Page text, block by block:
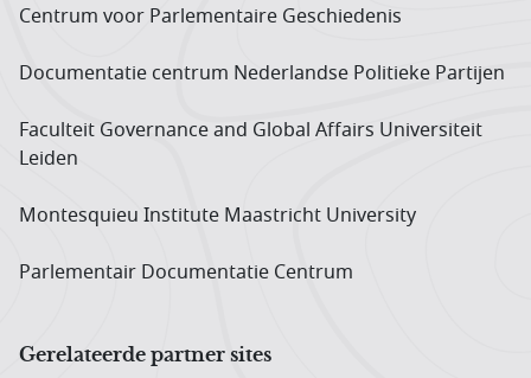
Centrum voor Parlementaire Geschiedenis
Documentatie centrum Neder­landse Politieke Partijen
Faculteit Governance and Global Affairs Universiteit
Leiden
Montesquieu Institute Maastricht University
Parlementair Documentatie Centrum
Gerelateerde partner sites